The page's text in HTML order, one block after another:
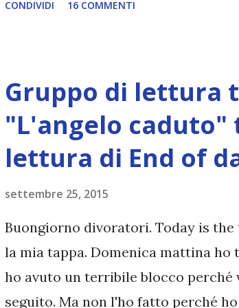
Parigi, la persona che forse
confidarle una cosa che nessuno
Andava on-line fingendosi una
uomini, li incontrava. Così, Julia
credenziali della sorella, decide di
CONDIVIDI 16 COMMENTI
Gruppo di lettura
"L'angelo caduto"
lettura di End of
settembre 25, 2015
Buongiorno divoratori. Today is
la mia tappa. Domenica mattina
ho avuto un terribile blocco perché
seguito. Ma non l'ho fatto perché